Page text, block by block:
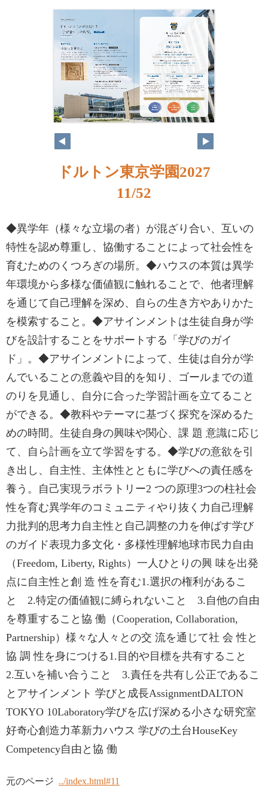
ドルトン東京学園2027
11/52
◆異学年（様々な立場の者）が混ざり合い、互いの
特性を認め尊重し、協働することによって社会性を
育むためのくつろぎの場所。◆ハウスの本質は異学
年環境から多様な価値観に触れることで、他者理解
を通じて自己理解を深め、自らの生き方やありかた
を模索すること。◆アサインメントは生徒自身が学
びを設計することをサポートする「学びのガイ
ド」。◆アサインメントによって、生徒は自分が学
んでいることの意義や目的を知り、ゴールまでの道
のりを見通し、自分に合った学習計画を立てること
ができる。◆教科やテーマに基づく探究を深めるた
めの時間。生徒自身の興味や関心、課 題 意識に応じ
て、自ら計画を立て学習をする。◆学びの意欲を引
き出し、自主性、主体性とともに学びへの責任感を
養う。自己実現ラボラトリー2 つの原理3つの柱社会
性を育む異学年のコミュニティやり抜く力自己理解
力批判的思考力自主性と自己調整の力を伸ばす学び
のガイド表現力多文化・多様性理解地球市民力自由
（Freedom, Liberty, Rights）一人ひとりの興 味を出発
点に自主性と創 造 性を育む1.選択の権利があるこ
と 2.特定の価値観に縛られないこと 3.自他の自由
を尊重すること協 働（Cooperation, Collaboration,
Partnership）様々な人々との交 流を通じて社 会 性と
協 調 性を身につける1.目的や目標を共有すること
2.互いを補い合うこと 3.責任を共有し公正であるこ
とアサインメント 学びと成長AssignmentDALTON
TOKYO 10Laboratory学びを広げ深める小さな研究室
好奇心創造力革新力ハウス 学びの土台HouseKey
Competency自由と協 働
元のページ ../index.html#11